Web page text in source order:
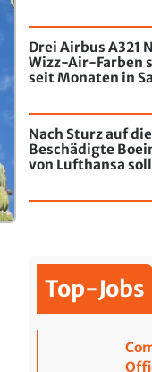
Drei Airbus A321
Wizz-Air-Farben
seit Monaten in
Nach Sturz auf
Beschädigte
von Lufthansa
Top-Jobs